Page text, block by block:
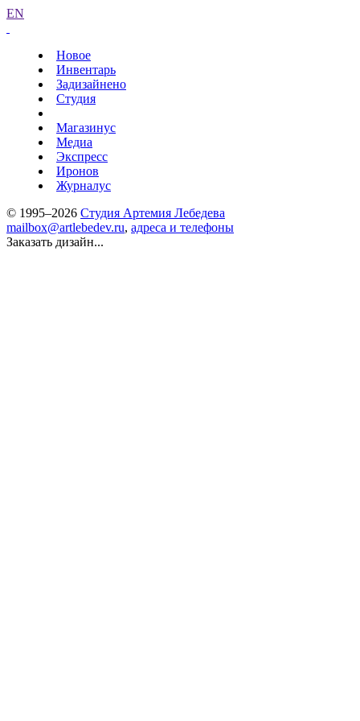
EN
Новое
Инвентарь
Задизайнено
Студия
Магазинус
Медиа
Экспресс
Иронов
Журналус
© 1995–2026 Студия Артемия Лебедева
mailbox@artlebedev.ru, адреса и телефоны
Заказать дизайн...